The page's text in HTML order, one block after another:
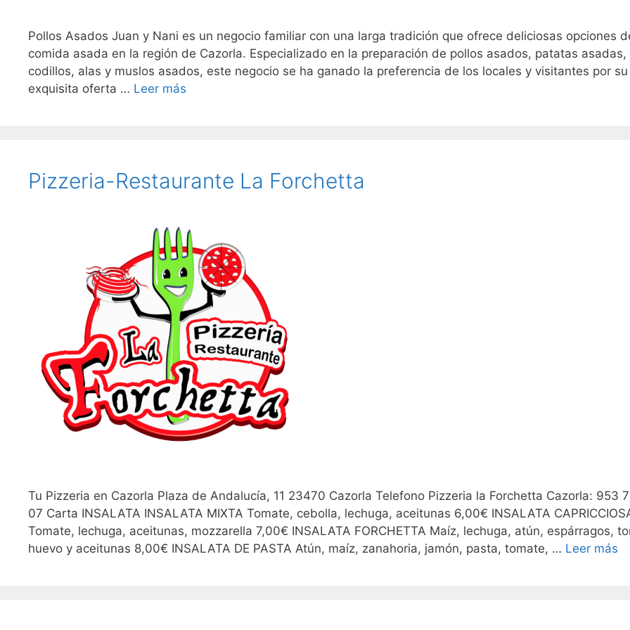
Pollos Asados Juan y Nani es un negocio familiar con una larga tradición que ofrece deliciosas opciones
comida asada en la región de Cazorla. Especializado en la preparación de pollos asados, patatas asadas,
codillos, alas y muslos asados, este negocio se ha ganado la preferencia de los locales y visitantes por su
exquisita oferta … Leer más
Pizzeria-Restaurante La Forchetta
Tu Pizzeria en Cazorla Plaza de Andalucía, 11 23470 Cazorla Telefono Pizzeria la Forchetta Cazorla: 953
07 Carta INSALATA INSALATA MIXTA Tomate, cebolla, lechuga, aceitunas 6,00€ INSALATA
Tomate, lechuga, aceitunas, mozzarella 7,00€ INSALATA FORCHETTA Maíz, lechuga, atún, espárragos,
huevo y aceitunas 8,00€ INSALATA DE PASTA Atún, maíz, zanahoria, jamón, pasta, tomate, … Leer más